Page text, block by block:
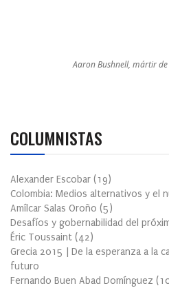
Aaron Bushnell, mártir
COLUMNISTAS
Alexander Escobar (19)
Colombia: Medios alternativos y el
Amílcar Salas Oroño (5)
Desafíos y gobernabilidad del
Éric Toussaint (42)
Grecia 2015 | De la esperanza a la
futuro
Fernando Buen Abad Domínguez (